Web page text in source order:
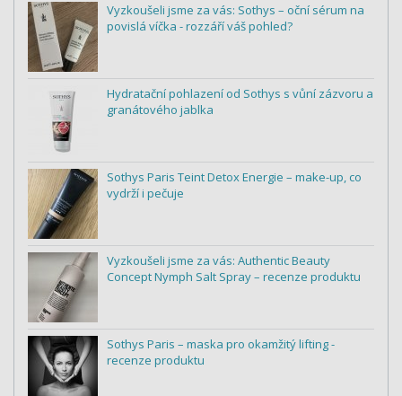
Vyzkoušeli jsme za vás: Sothys – oční sérum na
povislá víčka - rozzáří váš pohled?
Hydratační pohlazení od Sothys s vůní zázvoru a
granátového jablka
Sothys Paris Teint Detox Energie – make-up, co
vydrží i pečuje
Vyzkoušeli jsme za vás: Authentic Beauty
Concept Nymph Salt Spray – recenze produktu
Sothys Paris – maska pro okamžitý lifting -
recenze produktu